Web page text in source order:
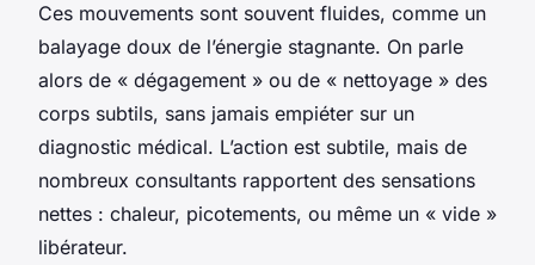
Ces mouvements sont souvent fluides, comme un
balayage doux de l’énergie stagnante. On parle
alors de « dégagement » ou de « nettoyage » des
corps subtils, sans jamais empiéter sur un
diagnostic médical. L’action est subtile, mais de
nombreux consultants rapportent des sensations
nettes : chaleur, picotements, ou même un « vide »
libérateur.